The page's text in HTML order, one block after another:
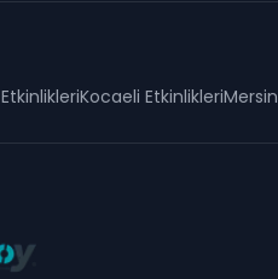
EtkinlikleriKocaeli EtkinlikleriMersin